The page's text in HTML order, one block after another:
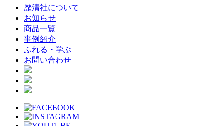
歴清社について
お知らせ
商品一覧
事例紹介
ふれる・学ぶ
お問い合わせ